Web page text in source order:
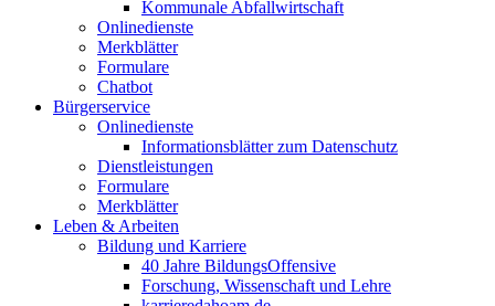
Kommunale Abfallwirtschaft
Onlinedienste
Merkblätter
Formulare
Chatbot
Bürgerservice
Onlinedienste
Informationsblätter zum Datenschutz
Dienstleistungen
Formulare
Merkblätter
Leben & Arbeiten
Bildung und Karriere
40 Jahre BildungsOffensive
Forschung, Wissenschaft und Lehre